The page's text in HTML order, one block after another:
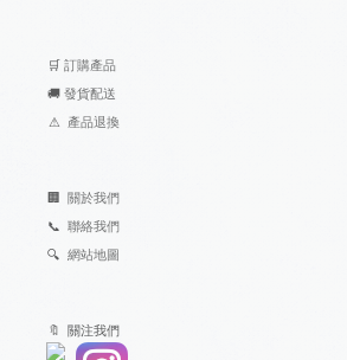
🛒 訂購產品
🚚 發貨配送
⚠ 產品退換
🏢 關於我們
📞 聯絡我們
🔍 網站地圖
🔖 關注我們